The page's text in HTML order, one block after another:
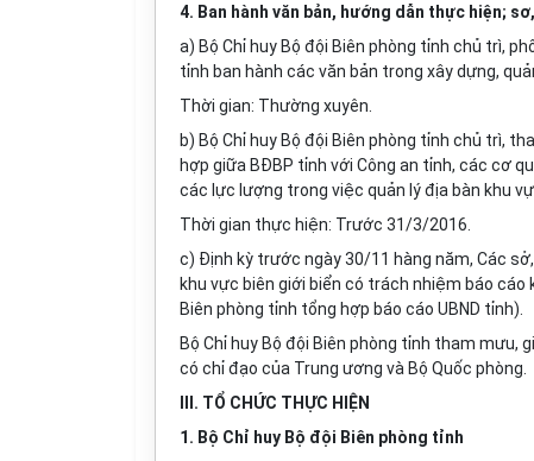
4. Ban hành văn bản, hướng dẫn thực hiện; sơ
a) Bộ Chỉ huy Bộ đội Biên phòng tỉnh chủ trì,
tỉnh ban hành các văn bản trong xây dựng,
Thời gian: Thường xuyên.
b) Bộ Chỉ huy Bộ đội Biên phòng tỉnh chủ trì,
hợp giữa BĐBP tỉnh với Công an tỉnh, các cơ
các lực lượng trong việc quản lý địa bàn khu
Thời gian thực hiện: Trước 31/3/2016.
c) Định kỳ trước ngày 30/11 hàng năm, Các
khu vực biên giới biển có trách nhiệm báo cáo
Biên phòng tỉnh tổng hợp báo cáo UBND tỉnh).
Bộ Chỉ huy Bộ đội Biên phòng tỉnh tham mưu,
có chỉ đạo của Trung ương và Bộ Quốc phòng.
III. TỔ CHỨC THỰC HIỆN
1. Bộ Chỉ huy Bộ đội Biên phòng tỉnh